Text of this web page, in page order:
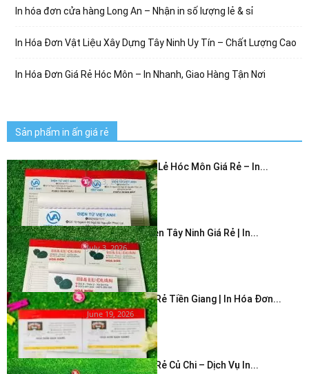
In hóa đơn cửa hàng Long An – Nhận in số lượng lẻ & sỉ
In Hóa Đơn Vật Liệu Xây Dựng Tây Ninh Uy Tín – Chất Lượng Cao
In Hóa Đơn Giá Rẻ Hóc Môn – In Nhanh, Giao Hàng Tận Nơi
Sản phẩm in ấn giá rẻ
In Hóa Đơn Bán Lẻ Hóc Môn Giá Rẻ – In...
July 3, 2026
In Hóa Đơn 2 Liên Tây Ninh Giá Rẻ | In...
July 3, 2026
In Hóa Đơn Giá Rẻ Tiền Giang | In Hóa Đơn...
June 19, 2026
In Hóa Đơn Giá Rẻ Củ Chi – Dịch Vụ In...